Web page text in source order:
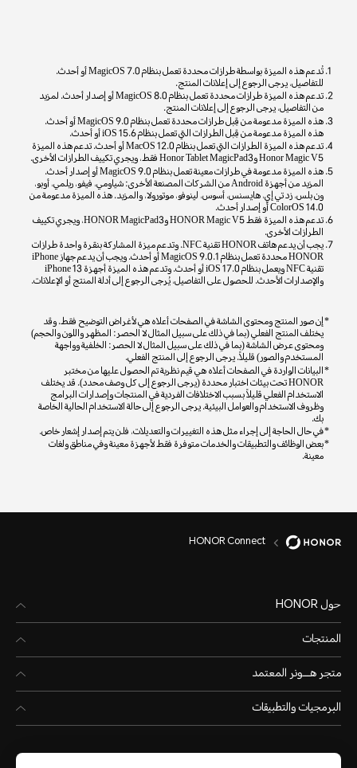
تُدعم هذه الميزة بواسطة طرازات محددة تعمل بنظام MagicOS 7.0 أو أحدث.
للتفاصيل، يرجى الرجوع إلى إعلانات المنتج.
تدعم هذه الميزة طرازات محددة تعمل بنظام MagicOS 8.0 أو إصدار أحدث. لمزيد
من التفاصيل، يرجى الرجوع إلى إعلانات المنتج.
هذه الميزة مدعومة من قِبل طرازات محددة تعمل بنظام MagicOS 9.0 أو أحدث.
هذه الميزة مدعومة من قِبل الطرازات التي تعمل بنظام iOS 15.6 أو أحدث.
تدعم هذه الميزة الطرازات التي تعمل بنظام MacOS 12.0 أو أحدث. تدعم هذه الميزة
Honor Magic V5 وHonor Tablet MagicPad3 فقط، ويجري تكييف الطرازات الأخرى.
هذه الميزة مدعومة في طرازات معينة تعمل بنظام MagicOS 9.0 أو إصدار أحدث.
المزيد من أجهزة Android من الشركات المصنعة الأخرى: شياومي، فيفو، ريلمي، أوبو،
ون بلس، زد تي إي، هايسنس، أسوس، لينوفو، موتورولا، والمزيد. هذه الميزة مدعومة من
ColorOS 14.0 أو إصدار أحدث.
تدعم هذه الميزة فقط HONOR Magic V5 وHONOR MagicPad3، ويجري تكييف
الطرازات الأخرى.
يجب أن يدعم هاتف HONOR تقنية NFC. وتدعم ميزة المشاركة بنقرة واحدة طرازات
HONOR محددة تعمل بنظام MagicOS 9.0.1 أو أحدث. ويجب أن يدعم جهاز iPhone
تقنية NFC ويعمل بنظام iOS 17.0 أو أحدث. وتدعم هذه الميزة أجهزة iPhone 13
والإصدارات الأحدث. للحصول على التفاصيل، يُرجى الرجوع إلى أدلة المنتج أو الإعلانات.
إن صور المنتج ومحتوى الشاشة في الصفحات أعلاه هي لأغراض التوضيح فقط. وقد
يختلف المنتج الفعلي (بما في ذلك على سبيل المثال لا الحصر: المظهر واللون والحجم)
ومحتوى عرض الشاشة (بما في ذلك على سبيل المثال لا الحصر: الخلفية وواجهة
المستخدم والصور) قليلاً. يرجى الرجوع إلى المنتج الفعلي.
البيانات الواردة في الصفحات أعلاه هي قيم نظرية تم الحصول عليها من مختبر
HONOR تحت بيئات اختبار محددة (يرجى الرجوع إلى كل وصف محدد). قد يختلف
الاستخدام الفعلي قليلاً بسبب الاختلافات الفردية في المنتجات وإصدارات البرامج
وظروف الاستخدام والعوامل البيئية. يرجى الرجوع إلى حالة الاستخدام الحالية الخاصة
بك.
في حال الحاجة إلى إجراء مثل هذه التغييرات والتعديلات، فلن يتم إصدار إشعار خاص.
بعض الوظائف والتطبيقات والخدمات متوفرة فقط لأجهزة معينة وفي مناطق ولغات
معينة.
HONOR Connect
حول HONOR
المنتجات
متجر هـــونر المعتمد
البرمجيات والتطبيقات